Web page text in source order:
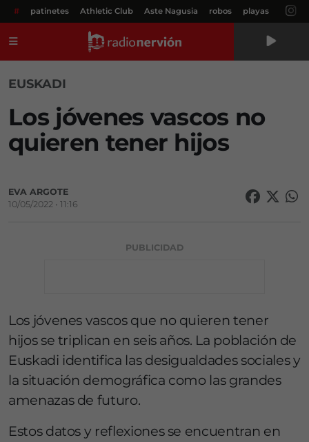
# patinetes Athletic Club Aste Nagusia robos playas
EUSKADI
Los jóvenes vascos no
quieren tener hijos
EVA ARGOTE
10/05/2022 • 11:16
PUBLICIDAD
Los jóvenes vascos que no quieren tener
hijos se triplican en seis años. La población de
Euskadi identifica las desigualdades sociales y
la situación demográfica como las grandes
amenazas de futuro.
Estos datos y reflexiones se encuentran en